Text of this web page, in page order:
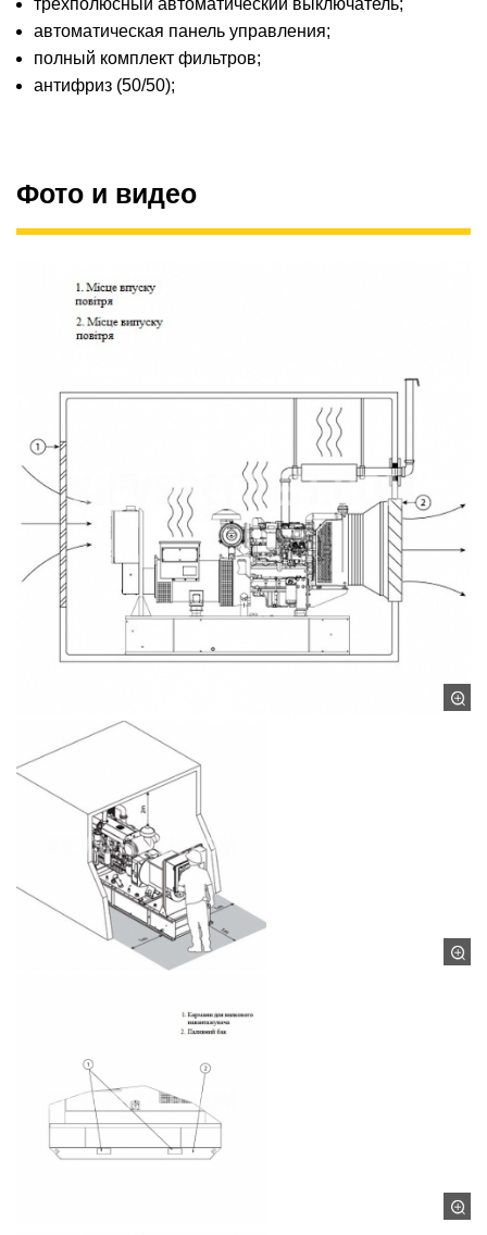
трехполюсный автоматический выключатель;
автоматическая панель управления;
полный комплект фильтров;
антифриз (50/50);
Фото и видео